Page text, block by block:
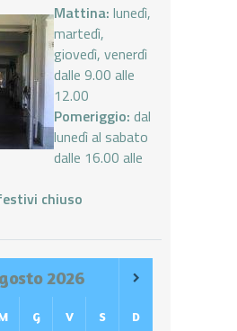
Mattina: lunedì,
martedì,
giovedì, venerdì
dalle 9.00 alle
12.00
Pomeriggio: dal
lunedì al sabato
dalle 16.00 alle
chiuso
2026
G V S D